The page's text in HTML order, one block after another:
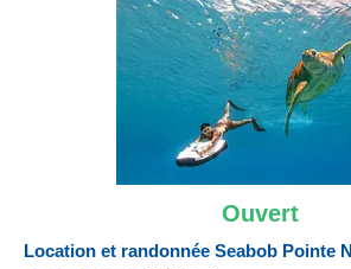
Ouvert
Location et randonnée Seabob Pointe